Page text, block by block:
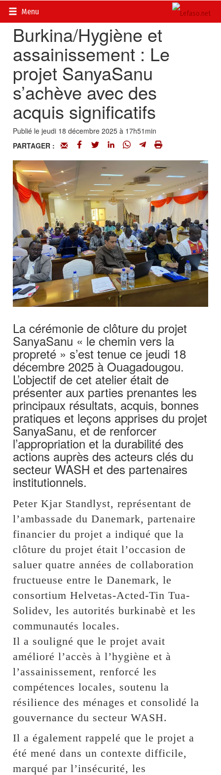
Menu
Accueil>
Burkina/Hygiène et
assainissement : Le
projet SanyaSanu
s’achève avec des
acquis significatifs
Publié le jeudi 18 décembre 2025 à 17h51min
PARTAGER :
La cérémonie de clôture du projet
SanyaSanu « le chemin vers la
propreté » s’est tenue ce jeudi 18
décembre 2025 à Ouagadougou.
L’objectif de cet atelier était de
présenter aux parties prenantes les
principaux résultats, acquis, bonnes
pratiques et leçons apprises du projet
SanyaSanu, et de renforcer
l’appropriation et la durabilité des
actions auprès des acteurs clés du
secteur WASH et des partenaires
institutionnels.
Peter Kjar Standlyst, représentant de
l’ambassade du Danemark, partenaire
financier du projet a indiqué que la
clôture du projet était l’occasion de
saluer quatre années de collaboration
fructueuse entre le Danemark, le
consortium Helvetas-Acted-Tin Tua-
Solidev, les autorités burkinabè et les
communautés locales.
Il a souligné que le projet avait
amélioré l’accès à l’hygiène et à
l’assainissement, renforcé les
compétences locales, soutenu la
résilience des ménages et consolidé la
gouvernance du secteur WASH.
Il a également rappelé que le projet a
été mené dans un contexte difficile,
marqué par l’insécurité, les